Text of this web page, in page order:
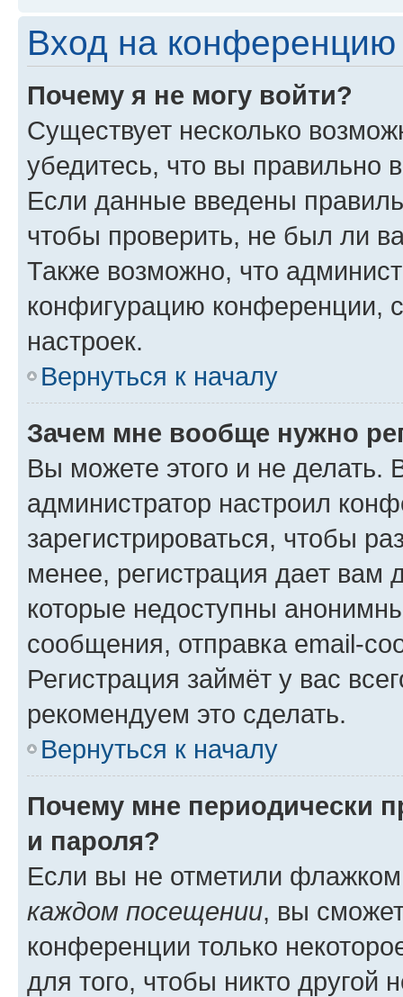
Вход на конференцию
Почему я не могу войти?
Существует несколько
убедитесь, что вы правильно
Если данные введены
чтобы проверить, не был ли
Также возможно, что
конфигурацию конференции,
настроек.
Вернуться к началу
Зачем мне вообще нужно
Вы можете этого и не делать.
администратор настроил
зарегистрироваться, чтобы
менее, регистрация дает вам
которые недоступны
сообщения, отправка email-
Регистрация займёт у вас
рекомендуем это сделать.
Вернуться к началу
Почему мне периодически
и пароля?
Если вы не отметили
каждом посещении, вы
конференции только
для того, чтобы никто другой